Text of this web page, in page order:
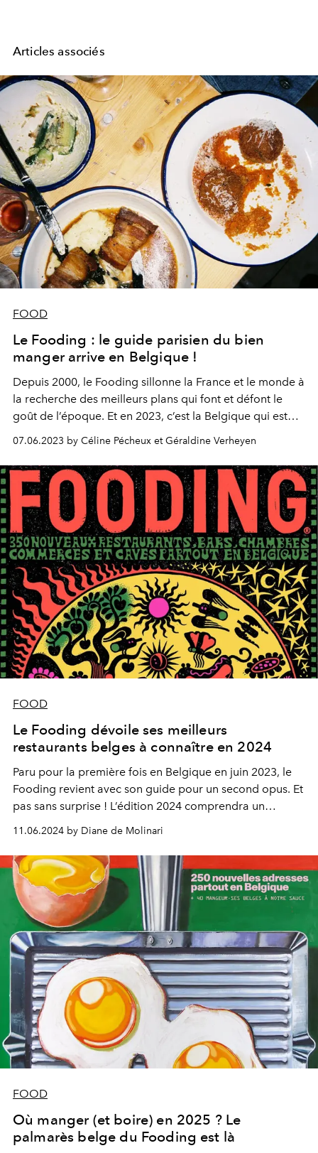
Articles associés
FOOD
Le Fooding : le guide parisien du bien
manger arrive en Belgique !
Depuis 2000, le Fooding sillonne la France et le monde à
la recherche des meilleurs plans qui font et défont le
goût de l’époque. Et en 2023, c’est la Belgique qui est
mise à l’honneur !
07.06.2023 by Céline Pécheux et Géraldine Verheyen
FOOD
Le Fooding dévoile ses meilleurs
restaurants belges à connaître en 2024
Paru pour la première fois en Belgique en juin 2023, le
Fooding revient avec son guide pour un second opus. Et
pas sans surprise ! L’édition 2024 comprendra un
palmarès du Guide Fooding Belgique 2024 pour la toute
première fois. Voici les nouvelles adresses belges à
découvrir sans plus attendre.
11.06.2024 by Diane de Molinari
FOOD
Où manger (et boire) en 2025 ? Le
palmarès belge du Fooding est là